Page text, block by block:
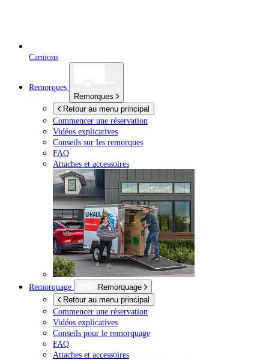
Camions
Remorques
Remorques
Retour au menu principal
Commencer une réservation
Vidéos explicatives
Conseils sur les remorques
FAQ
Attaches et accessoires
Remorquage
Remorquage
Retour au menu principal
Commencer une réservation
Vidéos explicatives
Conseils pour le remorquage
FAQ
Attaches et accessoires